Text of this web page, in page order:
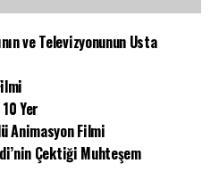
ve Televizyonunun Usta
Yer
Animasyon Filmi
Çektiği Muhteşem